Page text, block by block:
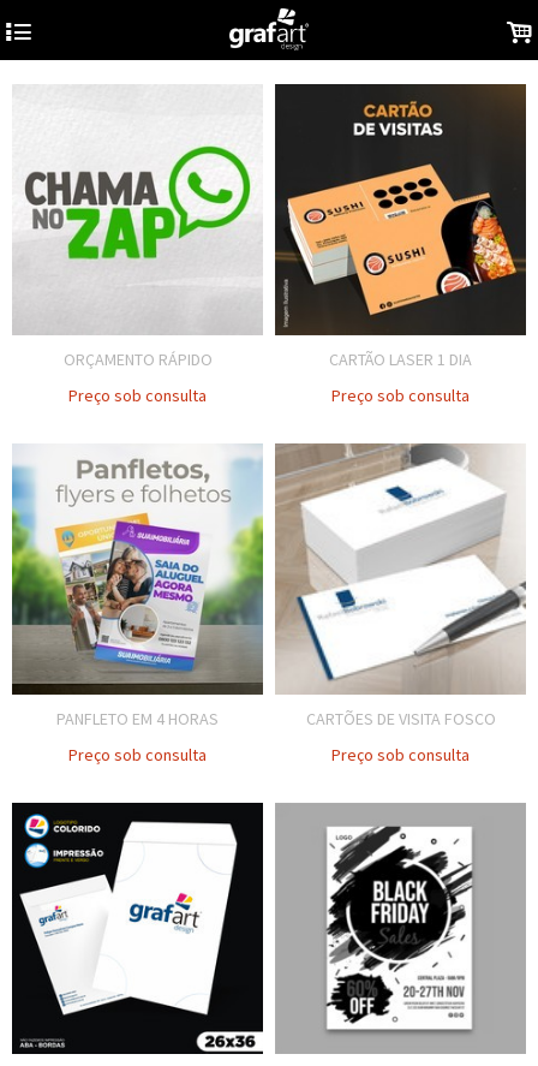
4 .
ORÇAMENTO RÁPIDO
Preço sob consulta
CARTÃO LASER 1 DIA
Preço sob consulta
PANFLETO EM 4 HORAS
Preço sob consulta
CARTÕES DE VISITA FOSCO
Preço sob consulta